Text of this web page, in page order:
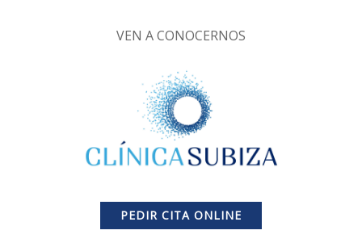
VEN A CONOCERNOS
PEDIR CITA ONLINE